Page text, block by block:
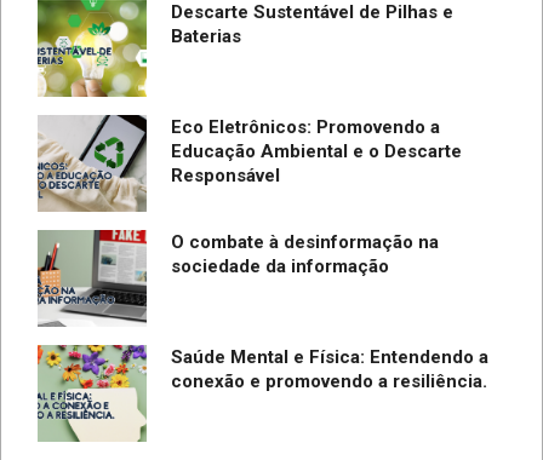
Descarte Sustentável de Pilhas e
Baterias
Eco Eletrônicos: Promovendo a
Educação Ambiental e o Descarte
Responsável
O combate à desinformação na
sociedade da informação
Saúde Mental e Física: Entendendo a
conexão e promovendo a resiliência.